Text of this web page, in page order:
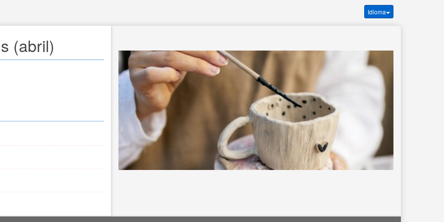
Idioma
(abril)